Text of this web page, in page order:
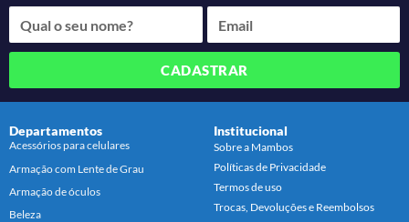
CADASTRAR
Departamentos
Acessórios para celulares
Armação com Lente de Grau
Armação de óculos
Beleza
Institucional
Sobre a Mambos
Políticas de Privacidade
Termos de uso
Trocas, Devoluções e Reembolsos